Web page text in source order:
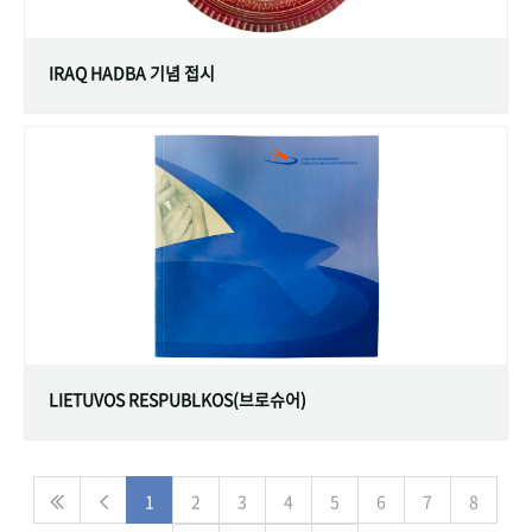
IRAQ HADBA 기념 접시
LIETUVOS RESPUBLKOS(브로슈어)
1 2 3 4 5 6 7 8